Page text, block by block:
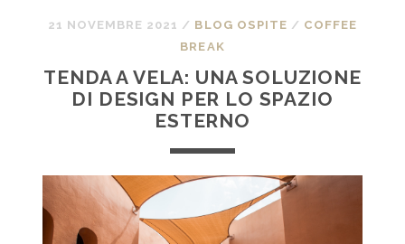
21 NOVEMBRE 2021 / BLOG OSPITE / COFFEE
BREAK
TENDA A VELA: UNA SOLUZIONE
DI DESIGN PER LO SPAZIO
ESTERNO